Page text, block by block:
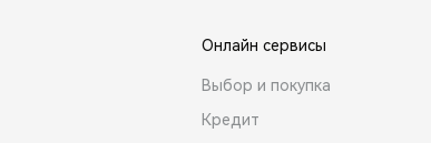
Онлайн сервисы
Выбор и покупка
Кредит